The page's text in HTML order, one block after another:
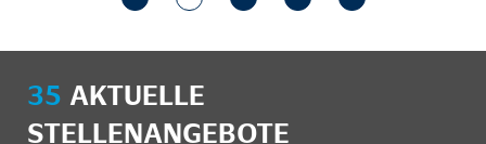
35 AKTUELLE
STELLENANGEBOTE